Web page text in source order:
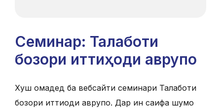
Семинар: Талаботи
бозори иттиҳоди аврупо
Хуш омадед ба вебсайти семинари Талаботи
бозори иттиҳоди аврупо. Дар ин саҳифа шумо